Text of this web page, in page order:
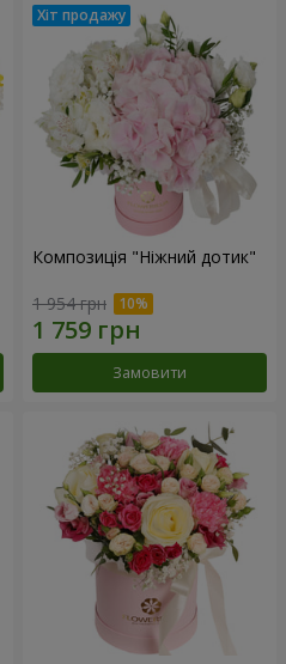
Композиція "Ніжний дотик"
1 954 грн
Замовити